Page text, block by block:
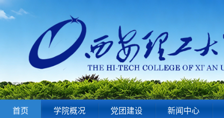
首页 学院概况 党团建设 新闻中心